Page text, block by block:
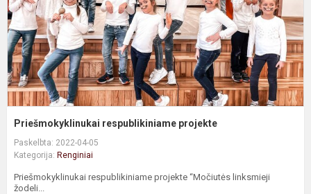
Priešmokyklinukai respublikiniame projekte
Paskelbta: 2022-04-05
Kategorija: Renginiai
Priešmokyklinukai respublikiniame projekte “Močiutės linksmieji
žodeli...